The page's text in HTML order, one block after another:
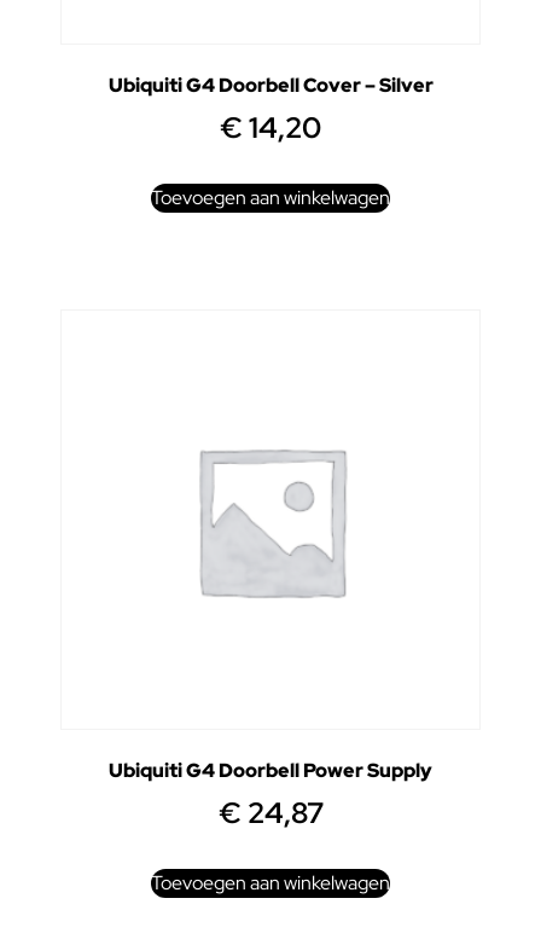
Ubiquiti G4 Doorbell Cover – Silver
€14,20
Toevoegen aan winkelwagen
Ubiquiti G4 Doorbell Power Supply
€ 24,87
Toevoegen aan winkelwagen